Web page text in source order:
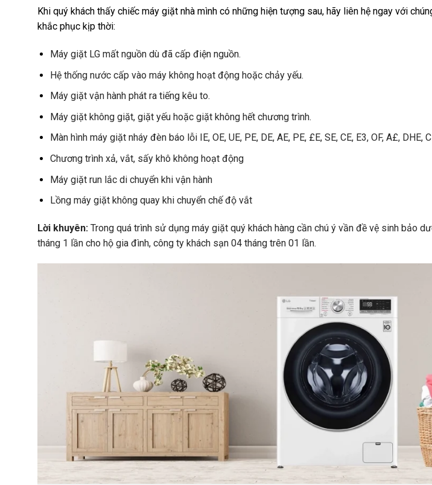
Khi quý khách thấy chiếc máy giặt nhà mình có những hiện tượng sau, hãy liên hệ ngay với
khắc phục kịp thời:
Máy giặt LG mất nguồn dù đã cấp điện nguồn.
Hệ thống nước cấp vào máy không hoạt động hoặc chảy yếu.
Máy giặt vận hành phát ra tiếng kêu to.
Máy giặt không giặt, giặt yếu hoặc giặt không hết chương trình.
Màn hình máy giặt nháy đèn báo lỗi IE, OE, UE, PE, DE, AE, PE, £E, SE, CE, E3, OF, A£, DHE,
Chương trình xả, vắt, sấy khô không hoạt động
Máy giặt run lắc di chuyển khi vận hành
Lồng máy giặt không quay khi chuyển chế độ vắt
Lời khuyên: Trong quá trình sử dụng máy giặt quý khách hàng cần chú ý vần đề vệ sinh bảo
tháng 1 lần cho hộ gia đình, công ty khách sạn 04 tháng trên 01 lần.